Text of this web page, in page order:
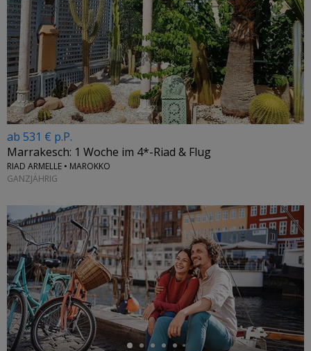
ab 531 € p.P.
Marrakesch: 1 Woche im 4*-Riad & Flug
RIAD ARMELLE • MAROKKO
GANZJÄHRIG
←